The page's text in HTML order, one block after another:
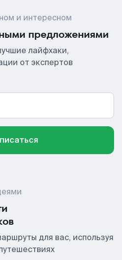
и интересном
предложениями
лайфхаки,
от экспертов
для вас, используя